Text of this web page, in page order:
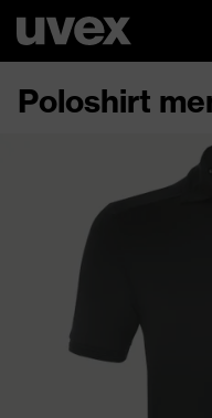
Poloshirt